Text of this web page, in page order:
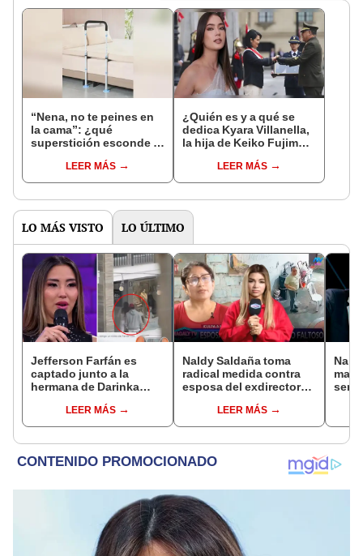
“Nena, no te peines en
la cama”: ¿qué
superstición esconde la
Enanitos Verdes?
LEER MÁS
¿Quién es y a qué se
dedica Kyara Villanella,
la hija de Keiko Fujimori
nivel nacional?
LEER MÁS
LO MÁS VISTO LO ÚLTIMO
Jefferson Farfán es
captado junto a la
hermana de Darinka
Kanashiro trabajaba: “Él
tiene sus…”
LEER MÁS
Naldy Saldaña toma
radical medida contra
esposa del exdirector
acusarla de tener
relación con él: “Es
LEER MÁS